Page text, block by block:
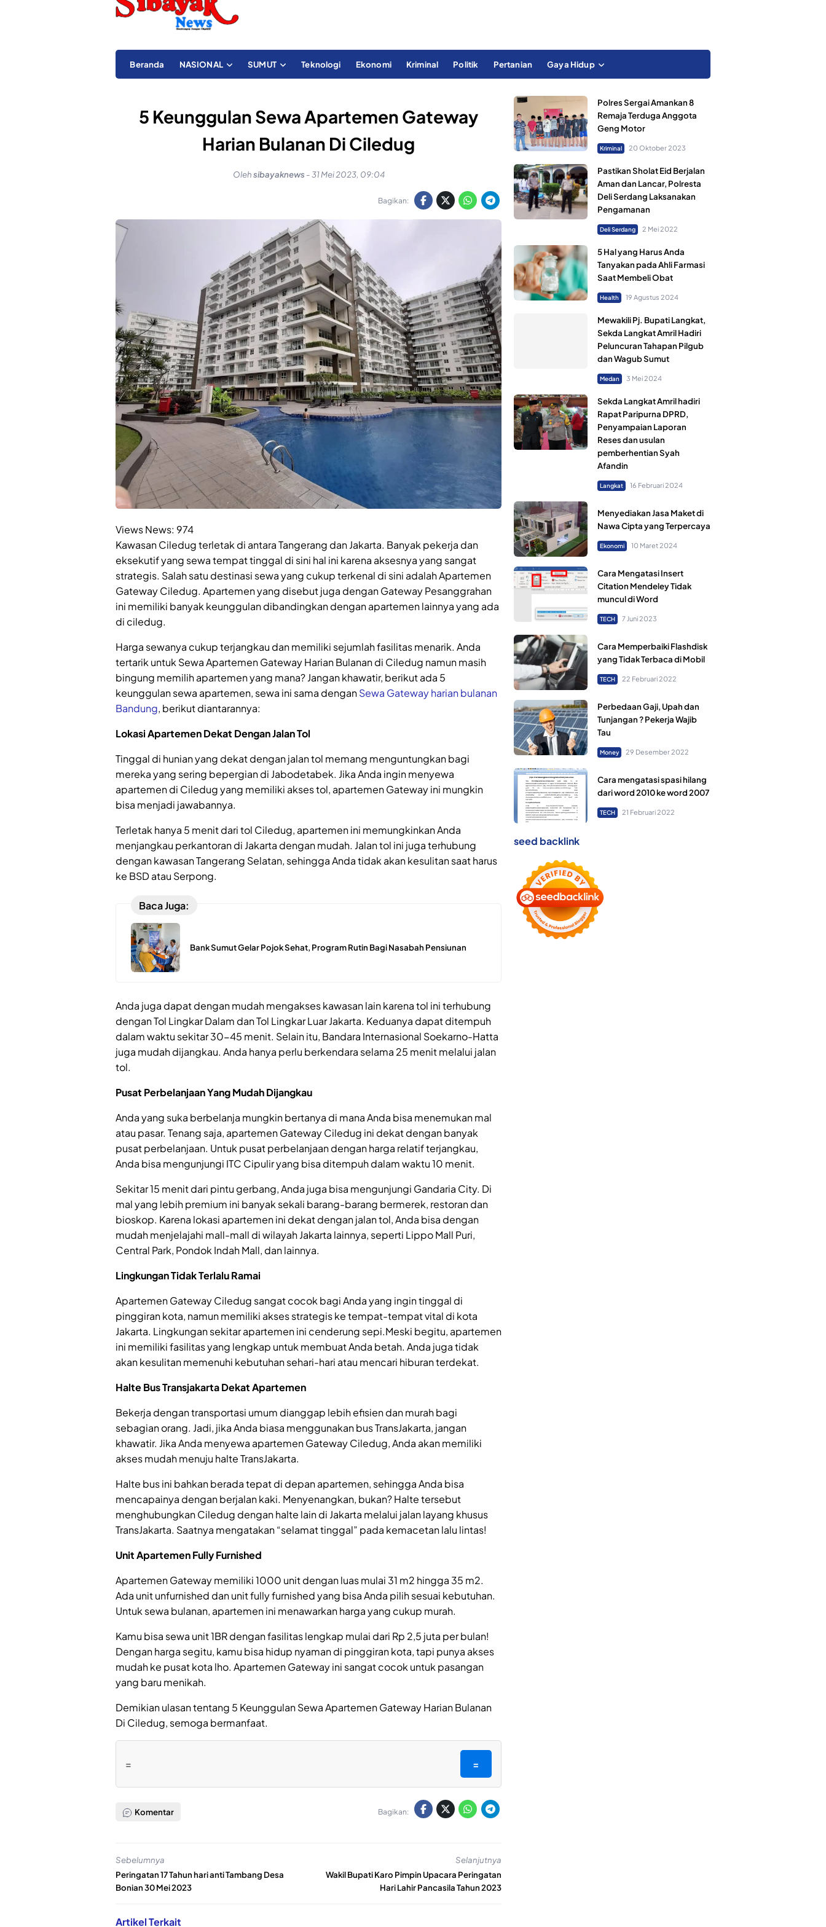
Beranda NASIONAL SUMUT Teknologi Ekonomi Kriminal Politik Pertanian Gaya Hidup
5 Keunggulan Sewa Apartemen Gateway
Harian Bulanan Di Ciledug
Olehsibayaknews -31 Mei 2023, 09:04
Bagikan:
Views News: 974
Kawasan Ciledug terletak di antara Tangerang dan Jakarta. Banyak pekerja dan
eksekutif yang sewa tempat tinggal di sini hal ini karena aksesnya yang sangat
strategis. Salah satu destinasi sewa yang cukup terkenal di sini adalah Apartemen
Gateway Ciledug. Apartemen yang disebut juga dengan Gateway Pesanggrahan
ini memiliki banyak keunggulan dibandingkan dengan apartemen lainnya yang ada
di ciledug.
Harga sewanya cukup terjangkau dan memiliki sejumlah fasilitas menarik. Anda
tertarik untuk Sewa Apartemen Gateway Harian Bulanan di Ciledug namun masih
bingung memilih apartemen yang mana? Jangan khawatir, berikut ada 5
keunggulan sewa apartemen, sewa ini sama denganSewa Gateway harian bulanan
Bandung, berikut diantarannya:
Lokasi Apartemen Dekat Dengan Jalan Tol
Tinggal di hunian yang dekat dengan jalan tol memang menguntungkan bagi
mereka yang sering bepergian di Jabodetabek. Jika Anda ingin menyewa
apartemen di Ciledug yang memiliki akses tol, apartemen Gateway ini mungkin
bisa menjadi jawabannya.
Terletak hanya 5 menit dari tol Ciledug, apartemen ini memungkinkan Anda
menjangkau perkantoran di Jakarta dengan mudah. Jalan tol ini juga terhubung
dengan kawasan Tangerang Selatan, sehingga Anda tidak akan kesulitan saat harus
ke BSD atau Serpong.
Baca Juga:
Bank Sumut Gelar Pojok Sehat, Program Rutin Bagi Nasabah Pensiunan
Anda juga dapat dengan mudah mengakses kawasan lain karena tol ini terhubung
dengan Tol Lingkar Dalam dan Tol Lingkar Luar Jakarta. Keduanya dapat ditempuh
dalam waktu sekitar 30-45 menit. Selain itu, Bandara Internasional Soekarno-Hatta
juga mudah dijangkau. Anda hanya perlu berkendara selama 25 menit melalui jalan
tol.
Pusat Perbelanjaan Yang Mudah Dijangkau
Anda yang suka berbelanja mungkin bertanya di mana Anda bisa menemukan mal
atau pasar. Tenang saja, apartemen Gateway Ciledug ini dekat dengan banyak
pusat perbelanjaan. Untuk pusat perbelanjaan dengan harga relatif terjangkau,
Anda bisa mengunjungi ITC Cipulir yang bisa ditempuh dalam waktu 10 menit.
Sekitar 15 menit dari pintu gerbang, Anda juga bisa mengunjungi Gandaria City. Di
mal yang lebih premium ini banyak sekali barang-barang bermerek, restoran dan
bioskop. Karena lokasi apartemen ini dekat dengan jalan tol, Anda bisa dengan
mudah menjelajahi mall-mall di wilayah Jakarta lainnya, seperti Lippo Mall Puri,
Central Park, Pondok Indah Mall, dan lainnya.
Lingkungan Tidak Terlalu Ramai
Apartemen Gateway Ciledug sangat cocok bagi Anda yang ingin tinggal di
pinggiran kota, namun memiliki akses strategis ke tempat-tempat vital di kota
Jakarta. Lingkungan sekitar apartemen ini cenderung sepi.Meski begitu, apartemen
ini memiliki fasilitas yang lengkap untuk membuat Anda betah. Anda juga tidak
akan kesulitan memenuhi kebutuhan sehari-hari atau mencari hiburan terdekat.
Halte Bus Transjakarta Dekat Apartemen
Bekerja dengan transportasi umum dianggap lebih efisien dan murah bagi
sebagian orang. Jadi, jika Anda biasa menggunakan bus TransJakarta, jangan
khawatir. Jika Anda menyewa apartemen Gateway Ciledug, Anda akan memiliki
akses mudah menuju halte TransJakarta.
Halte bus ini bahkan berada tepat di depan apartemen, sehingga Anda bisa
mencapainya dengan berjalan kaki. Menyenangkan, bukan? Halte tersebut
menghubungkan Ciledug dengan halte lain di Jakarta melalui jalan layang khusus
TransJakarta. Saatnya mengatakan “selamat tinggal” pada kemacetan lalu lintas!
Unit Apartemen Fully Furnished
Apartemen Gateway memiliki 1000 unit dengan luas mulai 31 m2 hingga 35 m2.
Ada unit unfurnished dan unit fully furnished yang bisa Anda pilih sesuai kebutuhan.
Untuk sewa bulanan, apartemen ini menawarkan harga yang cukup murah.
Kamu bisa sewa unit 1BR dengan fasilitas lengkap mulai dari Rp 2,5 juta per bulan!
Dengan harga segitu, kamu bisa hidup nyaman di pinggiran kota, tapi punya akses
mudah ke pusat kota lho. Apartemen Gateway ini sangat cocok untuk pasangan
yang baru menikah.
Demikian ulasan tentang 5 Keunggulan Sewa Apartemen Gateway Harian Bulanan
Di Ciledug, semoga bermanfaat.
= =
Komentar Bagikan:
Sebelumnya
Peringatan 17 Tahun hari anti Tambang Desa
Bonian 30 Mei 2023
Selanjutnya
Wakil Bupati Karo Pimpin Upacara Peringatan
Hari Lahir Pancasila Tahun 2023
Artikel Terkait
Polres Sergai Amankan 8
Remaja Terduga Anggota
Geng Motor
Kriminal 20 Oktober 2023
Pastikan Sholat Eid Berjalan
Aman dan Lancar, Polresta
Deli Serdang Laksanakan
Pengamanan
Deli Serdang 2 Mei 2022
5 Hal yang Harus Anda
Tanyakan pada Ahli Farmasi
Saat Membeli Obat
Health 19 Agustus 2024
Mewakili Pj. Bupati Langkat,
Sekda Langkat Amril Hadiri
Peluncuran Tahapan Pilgub
dan Wagub Sumut
Medan 3 Mei 2024
Sekda Langkat Amril hadiri
Rapat Paripurna DPRD,
Penyampaian Laporan
Reses dan usulan
pemberhentian Syah
Afandin
Langkat 16 Februari 2024
Menyediakan Jasa Maket di
Nawa Cipta yang Terpercaya
Ekonomi 10 Maret 2024
Cara Mengatasi Insert
Citation Mendeley Tidak
muncul di Word
TECH 7 Juni 2023
Cara Memperbaiki Flashdisk
yang Tidak Terbaca di Mobil
TECH 22 Februari 2022
Perbedaan Gaji, Upah dan
Tunjangan ? Pekerja Wajib
Tau
Money 29 Desember 2022
Cara mengatasi spasi hilang
dari word 2010 ke word 2007
TECH 21 Februari 2022
seed backlink